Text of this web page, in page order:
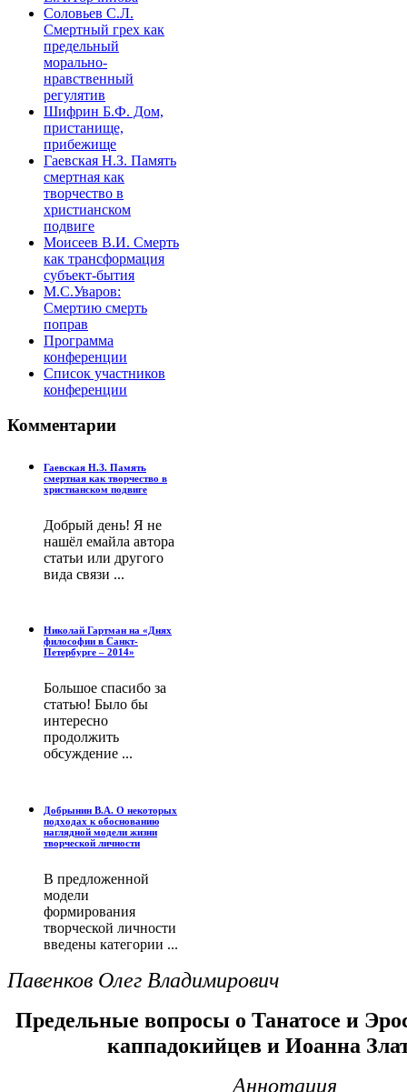
Соловьев С.Л.
Смертный грех как
предельный
морально-
нравственный
регулятив
Шифрин Б.Ф. Дом,
пристанище,
прибежище
Гаевская Н.З. Память
смертная как
творчество в
христианском
подвиге
Моисеев В.И. Смерть
как трансформация
субъект-бытия
М.С.Уваров:
Смертию смерть
поправ
Программа
конференции
Список участников
конференции
Комментарии
Гаевская Н.З. Память
смертная как творчество в
христианском подвиге
Добрый день! Я не
нашёл емайла автора
статьи или другого
вида связи ...
Николай Гартман на «Днях
философии в Санкт-
Петербурге – 2014»
Большое спасибо за
статью! Было бы
интересно
продолжить
обсуждение ...
Добрынин В.А. О некоторых
подходах к обоснованию
наглядной модели жизни
творческой личности
В предложенной
модели
формирования
творческой личности
введены категории ...
Павенков Олег Владимирович
Предельные вопросы о Танатосе и
каппадокийцев и Иоанна
Аннотация